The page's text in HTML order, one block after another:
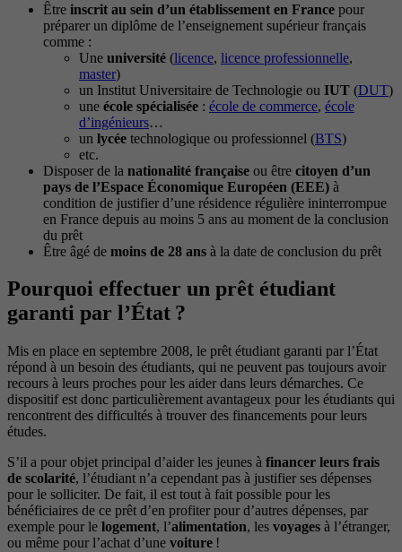
Être inscrit au sein d’un établissement en France pour
préparer un diplôme de l’enseignement supérieur français
comme :
Une université (licence, licence professionnelle,
master)
un Institut Universitaire de Technologie ou IUT (DUT)
une école spécialisée : école de commerce, école
d’ingénieurs…
un lycée technologique ou professionnel (BTS)
etc.
Disposer de la nationalité française ou être citoyen d’un
pays de l’Espace Économique Européen (EEE) à
condition de justifier d’une résidence régulière ininterrompue
en France depuis au moins 5 ans au moment de la conclusion
du prêt
Être âgé de moins de 28 ans à la date de conclusion du prêt
Pourquoi effectuer un prêt étudiant
garanti par l’État ?
Mis en place en septembre 2008, le prêt étudiant garanti par l’État
répond à un besoin des étudiants, qui ne peuvent pas toujours avoir
recours à leurs proches pour les aider dans leurs démarches. Ce
dispositif est donc particulièrement avantageux pour les étudiants qui
rencontrent des difficultés à trouver des financements pour leurs
études.
S’il a pour objet principal d’aider les jeunes à financer leurs frais
de scolarité, l’étudiant n’a cependant pas à justifier ses dépenses
pour le solliciter. De fait, il est tout à fait possible pour les
bénéficiaires de ce prêt d’en profiter pour d’autres dépenses, par
exemple pour le logement, l’alimentation, les voyages à l’étranger,
ou même pour l’achat d’une voiture !